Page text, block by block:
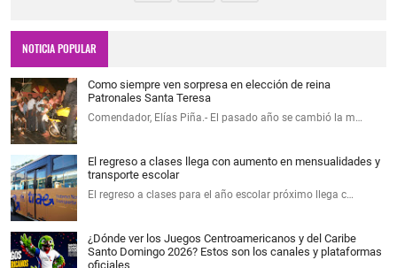
NOTICIA POPULAR
Como siempre ven sorpresa en elección de reina
Patronales Santa Teresa
Comendador, Elías Piña.- El pasado año se cambió la m…
El regreso a clases llega con aumento en mensualidades y
transporte escolar
El regreso a clases para el año escolar próximo llega c…
¿Dónde ver los Juegos Centroamericanos y del Caribe
Santo Domingo 2026? Estos son los canales y plataformas
oficiales